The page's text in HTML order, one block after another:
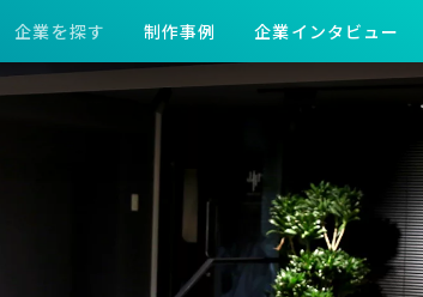
企業を探す 制作事例 企業インタビュー